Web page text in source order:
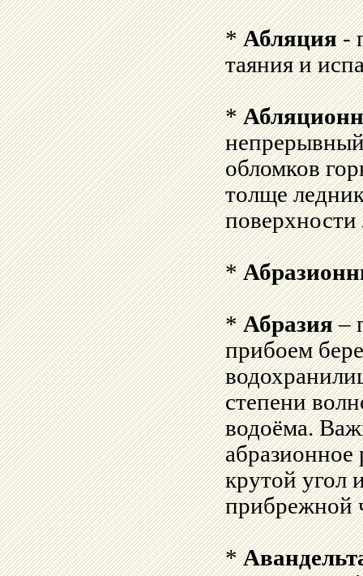
*Абляция-
таяния и
*
обломков
толще
поверхности
*
*Абразия–
прибоем
степени
водоёма.
абразионное
крутой угол
прибрежной
*